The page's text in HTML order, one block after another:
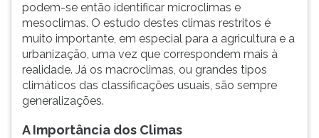
podem-se então identificar microclimas e
mesoclimas. O estudo destes climas restritos é
muito importante, em especial para a agricultura e a
urbanização, uma vez que correspondem mais à
realidade. Já os macroclimas, ou grandes tipos
climáticos das classificações usuais, são sempre
generalizações.
A Importância dos Climas